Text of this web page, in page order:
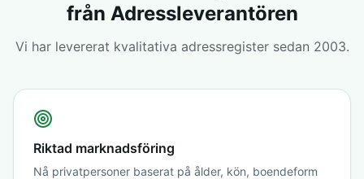
från Adressleverantören
Vi har levererat kvalitativa adressregister sedan 2003.
Riktad marknadsföring
Nå privatpersoner baserat på ålder, kön, boendeform